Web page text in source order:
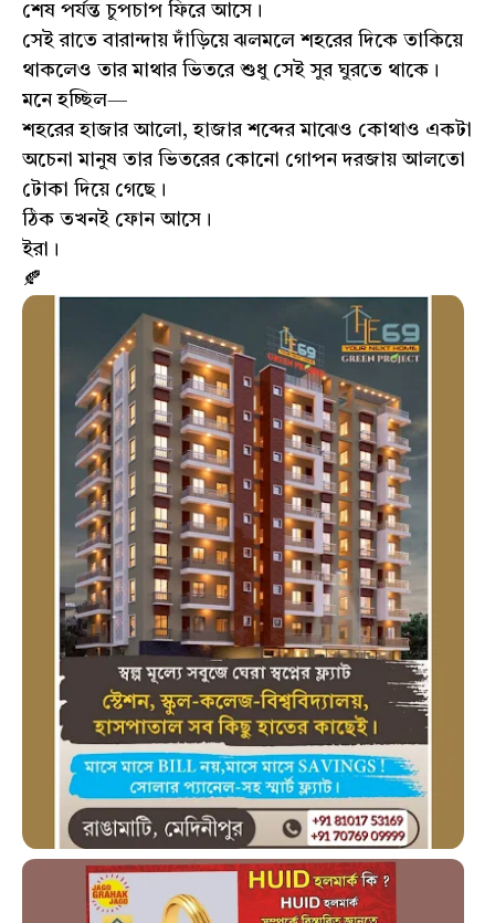
শেষ পর্যন্ত চুপচাপ ফিরে আসে।
সেই রাতে বারান্দায় দাঁড়িয়ে ঝলমলে শহরের দিকে তাকিয়ে
থাকলেও তার মাথার ভিতরে শুধু সেই সুর ঘুরতে থাকে।
মনে হচ্ছিল—
শহরের হাজার আলো, হাজার শব্দের মাঝেও কোথাও একটা
অচেনা মানুষ তার ভিতরের কোনো গোপন দরজায় আলতো
টোকা দিয়ে গেছে।
ঠিক তখনই ফোন আসে।
ইরা।
🍂